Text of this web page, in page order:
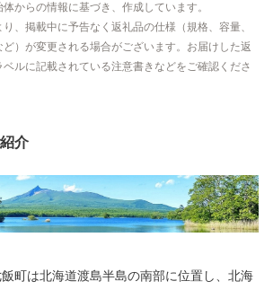
からの情報に基づき、作成しています。
、掲載中に予告なく返礼品の仕様（規格、容量、
）が変更される場合がございます。お届けした返
ルに記載されている注意書きなどをご確認くださ
介